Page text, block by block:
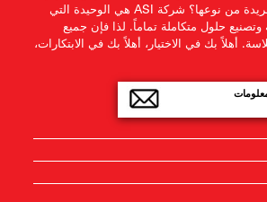
فما الذي يجعل ASI فريدة من نوعها؟ شركة ASI هي الوحيدة التي
حلول متكاملة تماماً. لذا فإن جميع
أهلاً بك في الاختيار، أهلاً بك في الابتكارات،